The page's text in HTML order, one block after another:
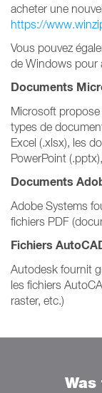
acheter une
https://
Vous pouvez
de Windows pour
Documents
Microsoft
types de
Excel (.xlsx), les
PowerPoint
Documents
Adobe Systems
fichiers PDF
Fichiers
Autodesk fournit
les fichiers
raster, etc.)